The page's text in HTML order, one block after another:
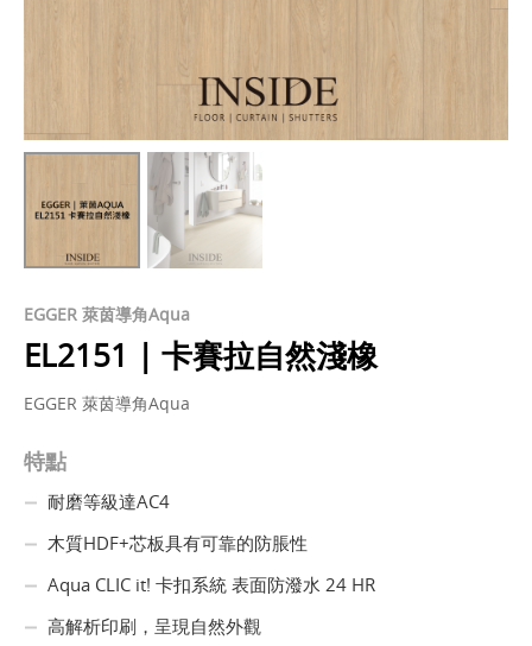
EGGER 萊茵導角Aqua
EL2151 | 卡賽拉自然淺橡
EGGER 萊茵導角Aqua
特點
耐磨等級達AC4
木質HDF+芯板具有可靠的防脹性
Aqua CLIC it! 卡扣系統 表面防潑水 24 HR
高解析印刷，呈現自然外觀